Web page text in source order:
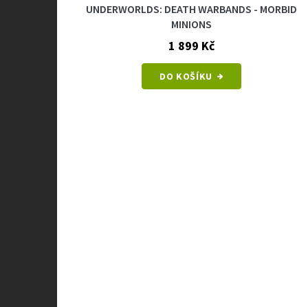
UNDERWORLDS: DEATH WARBANDS - MORBID
MINIONS
1 899 Kč
DO KOŠÍKU